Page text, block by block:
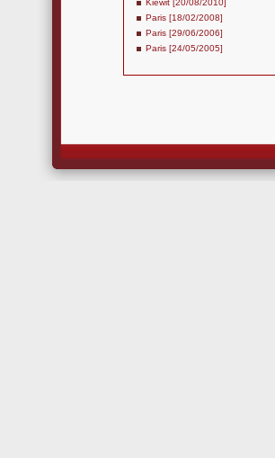
Kiewit [20/08/2010]
Paris [18/02/2008]
Paris [29/06/2006]
Paris [24/05/2005]